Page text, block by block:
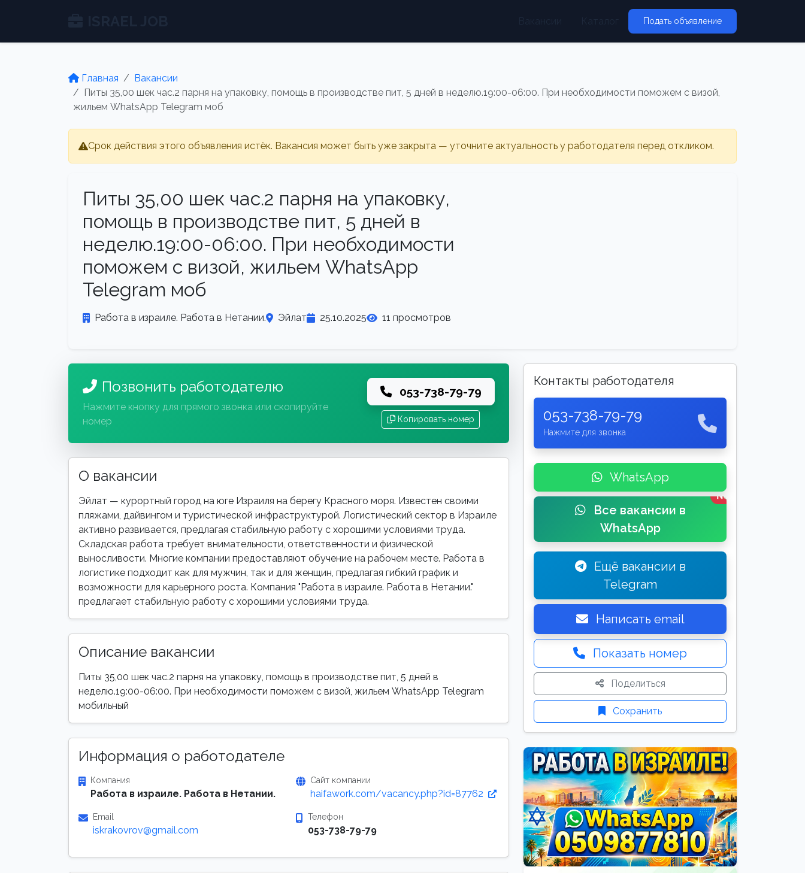
Подать объявление
Главная
Вакансии
Питы 35,00 шек час.2 парня на упаковку, помощь в производстве пит, 5 дней в неделю.19:00-06:00. При необходимости поможем с визой,
жильем WhatsApp Telegram моб
Срок действия этого объявления истёк. Вакансия может быть уже закрыта — уточните актуальность у работодателя перед откликом.
Питы 35,00 шек час.2 парня на упаковку,
помощь в производстве пит, 5 дней в
неделю.19:00-06:00. При необходимости
поможем с визой, жильем WhatsApp
Telegram моб
Работа в израиле. Работа в Нетании. Эйлат 25.10.2025 11 просмотров
Позвонить работодателю
Нажмите кнопку для прямого звонка или скопируйте
номер
053-738-79-79
Копировать номер
О вакансии
Эйлат — курортный город на юге Израиля на берегу Красного моря. Известен своими
пляжами, дайвингом и туристической инфраструктурой. Логистический сектор в Израиле
активно развивается, предлагая стабильную работу с хорошими условиями труда.
Складская работа требует внимательности, ответственности и физической
выносливости. Многие компании предоставляют обучение на рабочем месте. Работа в
логистике подходит как для мужчин, так и для женщин, предлагая гибкий график и
возможности для карьерного роста. Компания "Работа в израиле. Работа в Нетании."
предлагает стабильную работу с хорошими условиями труда.
Описание вакансии
Питы 35,00 шек час.2 парня на упаковку, помощь в производстве пит, 5 дней в
неделю.19:00-06:00. При необходимости поможем с визой, жильем WhatsApp Telegram
мобильный
Информация о работодателе
Компания
Работа в израиле. Работа в Нетании.
Сайт компании
haifawork.com/vacancy.php?id=87762
Email
iskrakovrov@gmail.com
Телефон
053-738-79-79
Контакты работодателя
053-738-79-79
Нажмите для звонка
WhatsApp
Все вакансии в
WhatsApp
New
Ещё вакансии в
Telegram
Написать email
Показать номер
Поделиться
Сохранить